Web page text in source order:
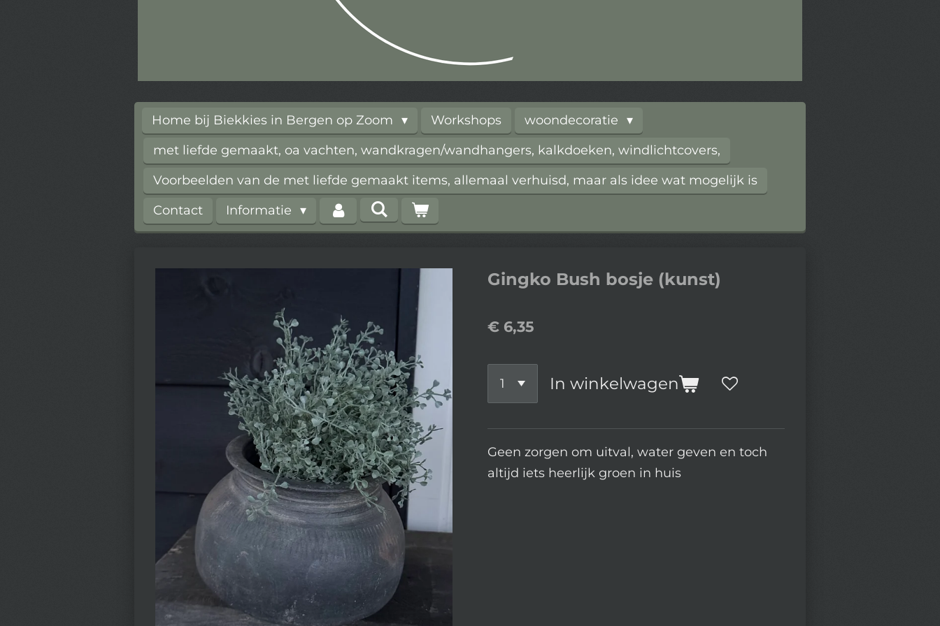
Home bij Biekkies in Bergen op Zoom Workshops
woondecoratie
met liefde gemaakt, oa vachten, wandkragen/wandhangers, kalkdoeken, windlichtcovers,
Voorbeelden van de met liefde gemaakt items, allemaal verhuisd, maar als idee wat mogelijk is
Contact
Informatie
Gingko Bush bosje (kunst)
€ 6,35
In winkelwagen
Geen zorgen om uitval, water geven en toch
altijd iets heerlijk groen in huis